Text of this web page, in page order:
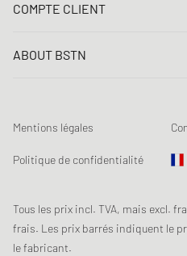
FAQ
Loyalty Program
Sécurité des produits
COMPTE CLIENT
Créer un compte
Abonnement à la newsletter
Suivi des données
ABOUT BSTN
Chronicles
Sustainability
Réduction pour étudiants: Unidays
Réduction pour étudiants:
Mentions légales
Politique de confidentialité
Tous les prix incl. TVA, mais excl.
frais. Les prix barrés indiquent le
le fabricant.